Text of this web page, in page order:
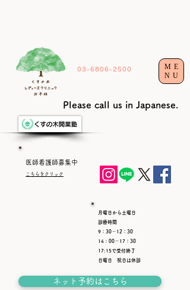
ネット予約はこちら
03-6806-2500
月曜日から土曜日
診療時間
9：30－12：30
14：00－17：30
17:15で受付終了
日曜日 祝日は休診
​医師看護師募集中​
こちらをクリック
Please call us in Japanese.
ME
NU